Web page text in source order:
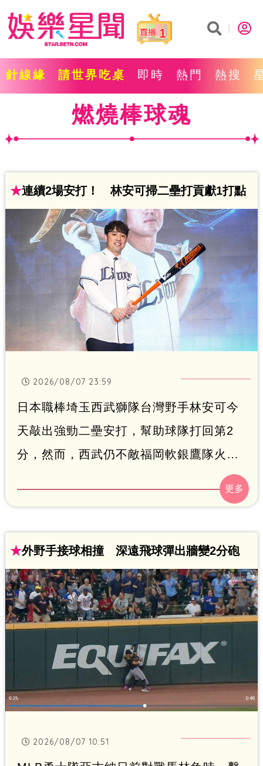
1
針線緣 請世界吃桌 即時 熱門 熱搜
燃燒棒球魂
★連續2場安打！ 林安可掃二壘打貢獻1打點
2026/08/07 23:59
日本職棒埼玉西武獅隊台灣野手林安可今
天敲出強勁二壘安打，幫助球隊打回第2
分，然而，西武仍不敵福岡軟銀鷹隊火
★外野手接球相撞 深遠飛球彈出牆變2分砲
2026/08/07 10:51